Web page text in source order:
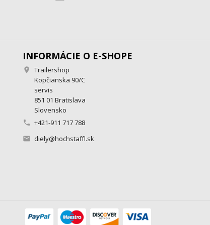
INFORMÁCIE O E-SHOPE

Trailershop
Kopčianska 90/C
servis
851 01 Bratislava
Slovensko
 +421-911 717 788
 diely@hochstaffl.sk